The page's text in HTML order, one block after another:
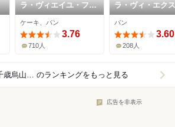
ラ・ヴィエイユ・フラ
ンス 本店
ケーキ、パン
3.76
710人
ラ・ヴィ・エク
ズ
パン
3.60
208人
下高井戸～千歳烏山×パン のランキングをもっと見る
広告を非表示